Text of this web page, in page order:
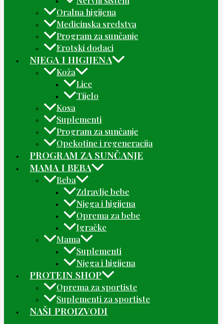
Oralna higijena
Medicinska sredstva
Program za sunčanje
Erotski dodaci
NJEGA I HIGIJENA
Koža
Lice
Tijelo
Kosa
Suplementi
Program za sunčanje
Opekotine i regeneracija
PROGRAM ZA SUNČANJE
MAMA I BEBA
Beba
Zdravlje bebe
Njega i higijena
Oprema za bebe
Igračke
Mama
Suplementi
Njega i higijena
PROTEIN SHOP
Oprema za sportiste
Suplementi za sportiste
NAŠI PROIZVODI